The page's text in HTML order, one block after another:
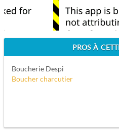
PROS À
Boucherie Despi
Boucher charcutier